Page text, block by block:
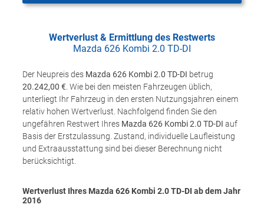
Wertverlust & Ermittlung des Restwerts
Mazda 626 Kombi 2.0 TD-DI
Der Neupreis des Mazda 626 Kombi 2.0 TD-DI betrug
20.242,00 € . Wie bei den meisten Fahrzeugen üblich,
unterliegt Ihr Fahrzeug in den ersten Nutzungsjahren einem
relativ hohen Wertverlust. Nachfolgend finden Sie den
ungefähren Restwert Ihres Mazda 626 Kombi 2.0 TD-DI auf
Basis der Erstzulassung. Zustand, individuelle Laufleistung
und Extraausstattung sind bei dieser Berechnung nicht
berücksichtigt.
Wertverlust Ihres Mazda 626 Kombi 2.0 TD-DI ab dem Jahr
2016